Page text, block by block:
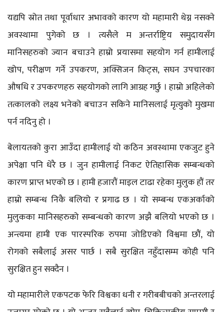
यद्यपि स्रोत तथा पूर्वाधार अभावको कारण यो महामारी थेग्न नसक्ने
अवस्थामा पुगेको छ । त्यसैले म अन्तर्राष्ट्रिय समुदायसँग
मानिसहरुको ज्यान बचाउने हाम्रो प्रयासमा सहयोग गर्न हामीलाई
खोप, परीक्षण गर्ने उपकरण, अक्सिजन किट्स, सघन उपचारका
औषधि र उपकरणहरु सहयोगको लागि आग्रह गर्छु । हाम्रो अहिलेको
तत्कालको लक्ष्य भनेको बचाउन सकिने मानिसलाई मृत्युको मुखमा
पर्न नदिनु हो ।
बेलायतको कुरा आउँदा हामीलाई यो कठिन अवस्थामा एकजुट हुने
अपेक्षा पनि धेरै छ । जुन हामीलाई निकट ऐतिहासिक सम्बन्धको
कारण प्राप्त भएको छ । हामी हजारौं माइल टाढा रहेका मुलुक हौं तर
हाम्रो सम्बन्ध निकै बलियो र प्रगाढ छ । यो सम्बन्ध एकअर्काको
मुलुकका मानिसहरुको सम्बन्धको कारण अझै बलियो भएको छ ।
अन्त्यमा हामी एक पारस्परिक रुपमा जोडिएको विश्वमा छौं, यो
रोगको सबैलाई असर पार्छ । सबै सुरक्षित नहुँदासम्म कोही पनि
सुरक्षित हुन सक्दैन ।
यो महामारीले एकपटक फेरि विश्वका धनी र गरीबबीचको अन्तरलाई